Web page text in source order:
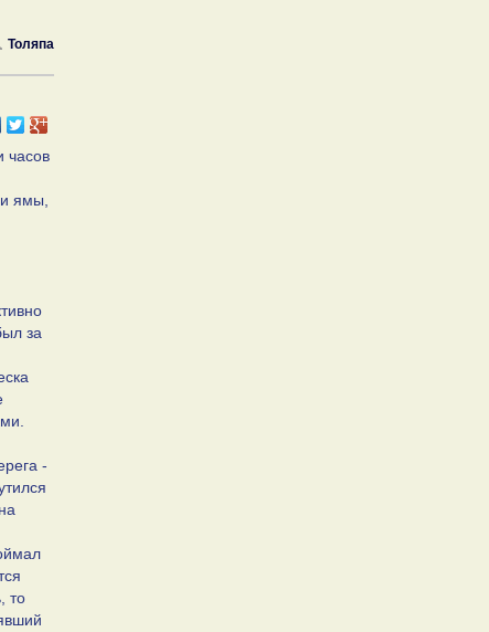
Толяпа
часов
ямы,
за
-
то